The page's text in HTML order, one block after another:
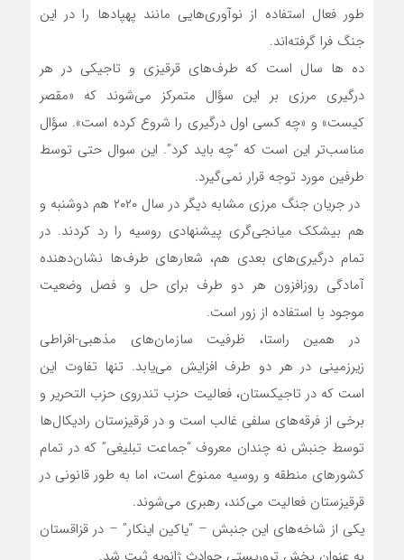
طور فعال استفاده از نوآوری‌هایی مانند پهپادها را در این
جنگ فرا گرفته‌اند.
ده ها سال است که طرف‌های قرقیزی و تاجیکی در هر
درگیری مرزی بر این سؤال متمرکز می‌شوند که «مقصر
کیست» و «چه کسی اول درگیری را شروع کرده است». سؤال
مناسب‌تر این است که “چه باید کرد”. این سوال حتی توسط
طرفین مورد توجه قرار نمی‌گیرد.
در جریان جنگ مرزی مشابه دیگر در سال ۲۰۲۰ هم دوشنبه و
هم بیشکک میانجی‌گری پیشنهادی روسیه را رد کردند. در
تمام درگیری‌های بعدی هم، شعارهای طرف‌ها نشان‌دهنده
آمادگی روزافزون هر دو طرف برای حل و فصل وضعیت
موجود با استفاده از زور است.
در همین راستا، ظرفیت سازمان‌های مذهبی-افراطی
زیرزمینی در هر دو طرف افزایش می‌یابد. تنها تفاوت این
است که در تاجیکستان، فعالیت حزب تندروی حزب التحریر و
برخی از فرقه‌های سلفی غالب است و در قرقیزستان رادیکال‌ها
توسط جنبش نه چندان معروف “جماعت تبلیغی” که در تمام
کشورهای منطقه و روسیه ممنوع است، اما به طور قانونی در
قرقیزستان فعالیت می‌کند، رهبری می‌شوند.
یکی از شاخه‌های این جنبش – “یاکین اینکار” – در قزاقستان